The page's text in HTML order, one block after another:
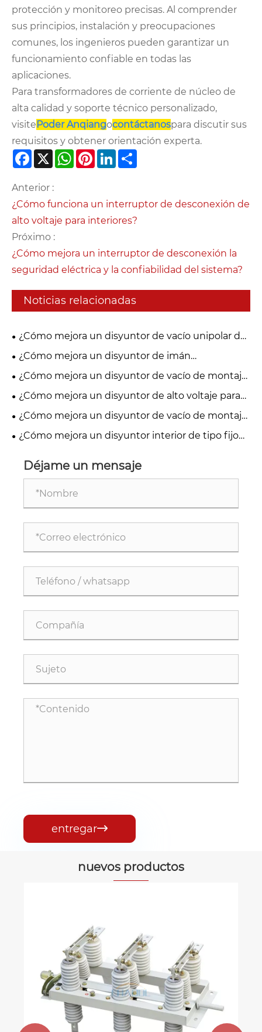
protección y monitoreo precisas. Al comprender
sus principios, instalación y preocupaciones
comunes, los ingenieros pueden garantizar un
funcionamiento confiable en todas las
aplicaciones.
Para transformadores de corriente de núcleo de
alta calidad y soporte técnico personalizado,
visitePoder Anqiangocontáctanospara discutir sus
requisitos y obtener orientación experta.
Facebook
X WhatsApp
PinterestLinkedIn
Anterior :
¿Cómo funciona un interruptor de desconexión de
alto voltaje para interiores?
Próximo :
¿Cómo mejora un interruptor de desconexión la
seguridad eléctrica y la confiabilidad del sistema?
Noticias relacionadas
¿Cómo mejora un disyuntor de vacío unipolar de
27,5 kV la seguridad de la distribución de energía y
los ferrocarriles?
¿Cómo mejora un disyuntor de imán
permanente para exteriores la confiabilidad de la
distribución de energía?
¿Cómo mejora un disyuntor de vacío de montaje
lateral de 24 kV la protección de energía de media
tensión?
¿Cómo mejora un disyuntor de alto voltaje para
interiores la seguridad y confiabilidad eléctrica?
¿Cómo mejora un disyuntor de vacío de montaje
lateral de 24 kV la seguridad del sistema de
energía de media tensión?
¿Cómo mejora un disyuntor interior de tipo fijo
media tensión?
Déjame un mensaje
entregar
nuevos productos
exteriores de 12 kV
Ver más >>